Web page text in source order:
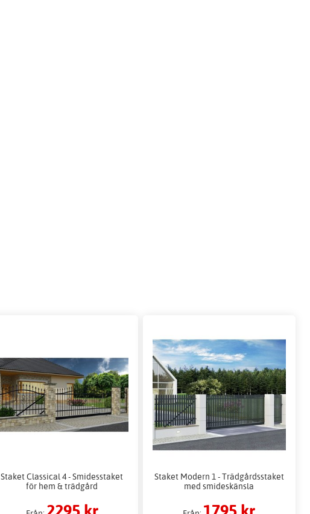
Staket Classical 4 - Smidesstaket
för hem & trädgård
Staket Modern 1 - Trädgårdsstaket
med smideskänsla